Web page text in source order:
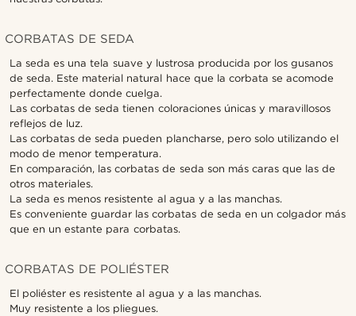
CORBATAS DE SEDA
La seda es una tela suave y lustrosa producida por los gusanos
de seda. Este material natural hace que la corbata se acomode
perfectamente donde cuelga.
Las corbatas de seda tienen coloraciones únicas y maravillosos
reflejos de luz.
Las corbatas de seda pueden plancharse, pero solo utilizando el
modo de menor temperatura.
En comparación, las corbatas de seda son más caras que las de
otros materiales.
La seda es menos resistente al agua y a las manchas.
Es conveniente guardar las corbatas de seda en un colgador más
que en un estante para corbatas.
CORBATAS DE POLIÉSTER
El poliéster es resistente al agua y a las manchas.
Muy resistente a los pliegues.